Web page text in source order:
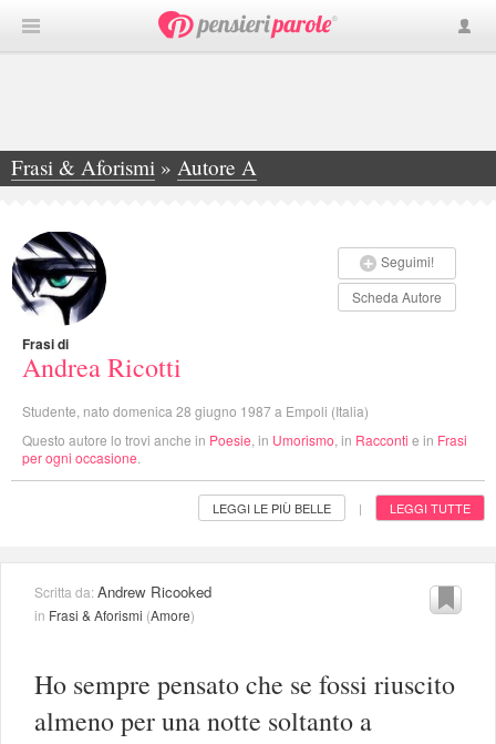
Frasi & Aforismi » Autore A
»Andrea Ricotti
Seguimi!
Scheda Autore
Frasi di
Andrea Ricotti
Studente, nato domenica 28 giugno 1987 a Empoli (Italia)
Questo autore lo trovi anche in Poesie , in Umorismo , in Racconti e in Frasi
per ogni occasione
LEGGI LE PIÙ BELLE | LEGGI TUTTE
Scritta da:Andrew Ricooked
in Frasi & Aforismi (Amore)
Ho sempre pensato che se fossi riuscito
almeno per una notte soltanto a